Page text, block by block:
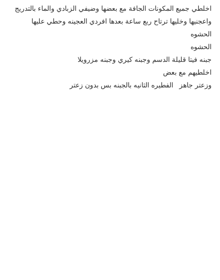
اخلطي جميع المكونات الجافة مع بعضها وضيفي الزبادي والماء بالتدريج
واعجنيها وخليها ترتاح ربع ساعة بعدها افردي العجينه وحطي عليها
الحشوه
الحشوه
جبنه فيتا قليلة الدسم وجبنه كيري وجبنه مزرويلا
اخلطيهم مع بعض
وزعتر جاهز الفطيره الثانيه بالجبنه بس بدون زعتر